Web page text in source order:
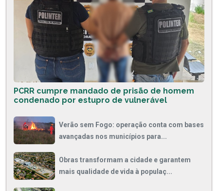
PCRR cumpre mandado de prisão de homem
condenado por estupro de vulnerável
Verão sem Fogo: operação conta com bases
avançadas nos municípios para...
Obras transformam a cidade e garantem
mais qualidade de vida à populaç...